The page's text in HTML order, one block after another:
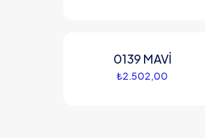
0139 MAVİ
₺2.502,00